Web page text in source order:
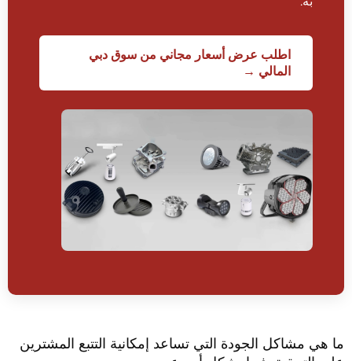
اطلب عرض أسعار مجاني من سوق دبي
المالي →
هي مشاكل الجودة التي تساعد إمكانية التتبع المشترين